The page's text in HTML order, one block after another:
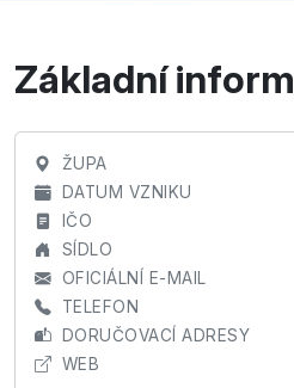
Základní
ŽUPA
DATUM VZNIKU
IČO
SÍDLO
OFICIÁLNÍ E-MAIL
TELEFON
DORUČOVACÍ ADRESY
WEB